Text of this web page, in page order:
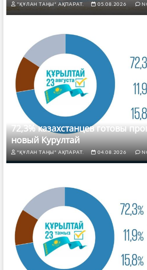
"ҚҰЛАН ТАҢЫ" АҚПАРАТ. 05.08.2026
72,3% казахстанцев готовы
новый Курултай
"ҚҰЛАН ТАҢЫ" АҚПАРАТ. 04.08.2026